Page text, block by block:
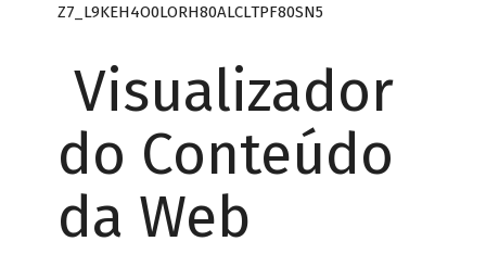
Z7_L9KEH4O0LORH80ALCLTPF80SN5
Visualizador
do Conteúdo
da Web